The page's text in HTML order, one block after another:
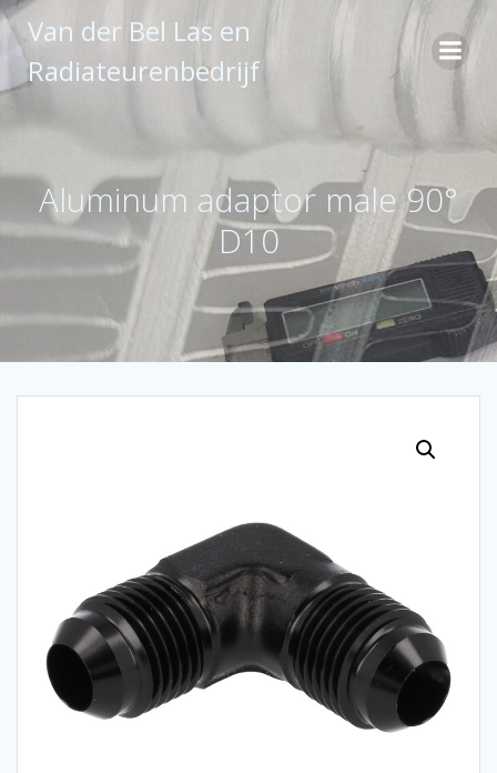
Ga
naar
inhoud
Van der Bel Las en
Radiateurenbedrijf
Aluminum adaptor male 90°
D10